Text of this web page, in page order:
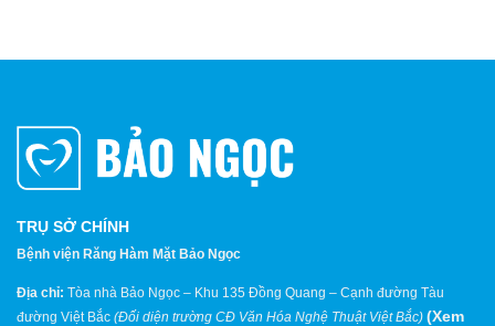
TRỤ SỞ CHÍNH
Bệnh viện Răng Hàm Mặt Bảo Ngọc
Địa chỉ: Tòa nhà Bảo Ngọc – Khu 135 Đồng Quang – Cạnh đường Tàu
đường Việt Bắc (Đối diện trường CĐ Văn Hóa Nghệ Thuật Việt Bắc) (Xem